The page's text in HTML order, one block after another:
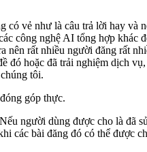
có vẻ như là câu trả lời hay và
công nghệ AI tổng hợp khác
rất nhiều người đăng rất
hoặc đã trải nghiệm dịch
tôi.
góp thực.
người dùng được cho là đã
các bài đăng đó có thể được